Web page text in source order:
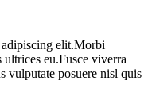
elit.Morbi
eu.Fusce viverra
vulputate posuere nisl quis